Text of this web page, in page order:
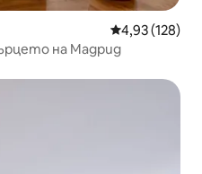
Средна
4,93 (128)
на Мадрид